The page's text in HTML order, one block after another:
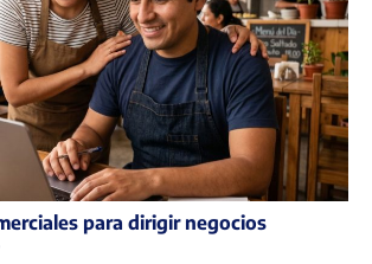
para dirigir negocios